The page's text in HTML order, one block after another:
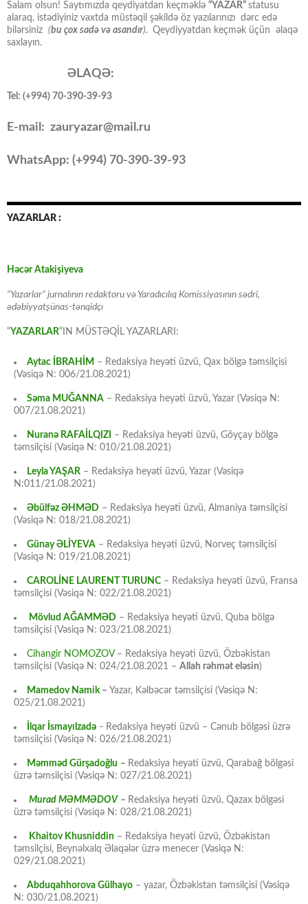
Salam olsun! Saytımızda qeydiyatdan keçməklə “YAZAR” statusu
alaraq, istədiyiniz vaxtda müstəqil şəkildə öz yazılarınızı dərc edə
bilərsiniz (bu çox sadə və asandır). Qeydiyyatdan keçmək üçün əlaqə
saxlayın.
ƏLAQƏ:
Tel: (+994) 70-390-39-93
E-mail: zauryazar@mail.ru
WhatsApp: (+994) 70-390-39-93
YAZARLAR :
Həcər Atakişiyeva
“Yazarlar” jurnalının redaktoru və Yaradıcılıq Komissiyasının sədri,
ədəbiyyatşünas-tənqidçı
“YAZARLAR“IN MÜSTƏQİL YAZARLARI:
Aytac İBRAHİM – Redaksiya heyəti üzvü, Qax bölgə təmsilçisi
(Vəsiqə N: 006/21.08.2021)
Səma MUĞANNA – Redaksiya heyəti üzvü, Yazar (Vəsiqə N:
007/21.08.2021)
Nuranə RAFAİLQIZI
– Redaksiya heyəti üzvü, Göyçay bölgə
təmsilçisi (Vəsiqə N: 010/21.08.2021)
Leyla YAŞAR – Redaksiya heyəti üzvü, Yazar (Vəsiqə
N:011/21.08.2021)
Əbülfəz ƏHMƏD – Redaksiya heyəti üzvü, Almaniya təmsilçisi
(Vəsiqə N: 018/21.08.2021)
Günay ƏLİYEVA – Redaksiya heyəti üzvü, Norveç təmsilçisi
(Vəsiqə N: 019/21.08.2021)
CAROLİNE LAURENT TURUNC – Redaksiya heyəti üzvü, Fransa
təmsilçisi (Vəsiqə N: 022/21.08.2021)
Mövlud AĞAMMƏD – Redaksiya heyəti üzvü, Quba bölgə
təmsilçisi (Vəsiqə N: 023/21.08.2021)
Cihangir NOMOZOV– Redaksiya heyəti üzvü, Özbəkistan
təmsilçisi (Vəsiqə N: 024/21.08.2021 – Allah rəhmət eləsin)
Mamedov Namik– Yazar, Kəlbəcər təmsilçisi (Vəsiqə N:
025/21.08.2021)
İlqar İsmayılzadə – Redaksiya heyəti üzvü – Cənub bölgəsi üzrə
təmsilçisi (Vəsiqə N: 026/21.08.2021)
Məmməd Gürşadoğlu – Redaksiya heyəti üzvü, Qarabağ bölgəsi
üzrə təmsilçisi (Vəsiqə N: 027/21.08.2021)
Murad MƏMMƏDOV – Redaksiya heyəti üzvü, Qazax bölgəsi
üzrə təmsilçisi (Vəsiqə N: 028/21.08.2021)
Khaitov Khusniddin – Redaksiya heyəti üzvü, Özbəkistan
təmsilçisi, Beynəlxalq Əlaqələr üzrə menecer (Vəsiqə N:
029/21.08.2021)
Abduqahhorova Gülhayo – yazar, Özbəkistan təmsilçisi (Vəsiqə
N: 030/21.08.2021)